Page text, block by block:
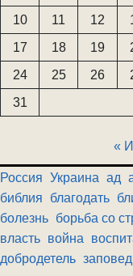
10
11 12
17
18 19
24
25 26
31
«
Россия Украина ад
библия
благодать
болезнь борьба со
власть война
добродетель